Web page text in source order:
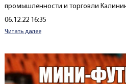
промышленности и торговли
Создано
06.12.22 16:35
Читать далее